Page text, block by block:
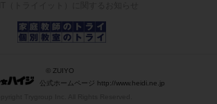
© ZUIYO
公式ホームページ http://www.heidi.ne.jp